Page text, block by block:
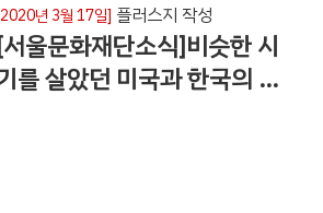
년 3월 17일] 플러스지 작성
울문화재단소식]비슷한 시
를 살았던 미국과 한국의 …